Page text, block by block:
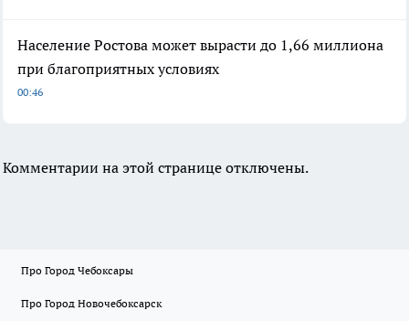
Население Ростова может вырасти до 1,66 миллиона
при благоприятных условиях
00:46
Комментарии на этой странице отключены.
Про Город Чебоксары
Про Город Новочебоксарск